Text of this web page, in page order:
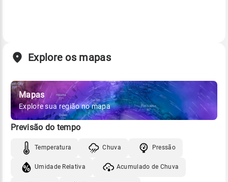
Explore os mapas
Mapas
Explore sua região no mapa
Previsão do tempo
Temperatura Chuva Pressão
Umidade Relativa Acumulado de Chuva